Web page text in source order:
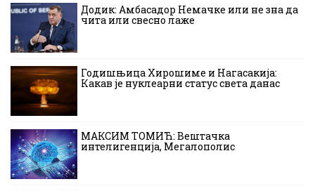
Додик: Амбасадор Немачке или не зна да
чита или свесно лаже
Годишњица Хирошиме и Нагасакија:
Какав је нуклеарни статус света данас
МАКСИМ ТОМИЋ: Вештачка
интелигенција, Мегалополис